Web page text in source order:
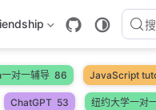
对一辅导 86 JavaScript
ChatGPT 53 纽约大学一对